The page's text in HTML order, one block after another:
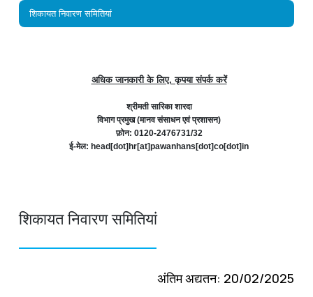
शिकायत निवारण समितियां
अधिक जानकारी के लिए, कृपया संपर्क करें
श्रीमती सारिका शारदा
विभाग प्रमुख (मानव संसाधन एवं प्रशासन)
फ़ोन: 0120-2476731/32
ई-मेल: head[dot]hr[at]pawanhans[dot]co[dot]in
शिकायत निवारण समितियां
अंतिम अद्यतन: 20/02/2025